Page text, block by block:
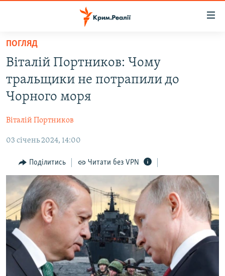
Перейти
основного
матеріалу
Перейти
основної
Перейти
пошуку
ВІДЕО ТА ФОТО
БЛОГИ
ПОГЛЯД
ІНТЕРВ'Ю
ВСЕ ЗА ДЕНЬ
СПЕЦПРОЕКТИ
ДЕПОРТАЦІЯ
ВІДЕОУРОКИ «ELIFBE»
СВІДЧЕННЯ ОКУПАЦІЇ
УКРАЇНСЬКА ПРОБЛЕМА КРИМУ
ЯК ОБІЙТИ БЛОКУВАННЯ
Русский
Qırımtatar
ПОГЛЯД
Віталій Портников: Чому
тральщики не потрапили до
Чорного моря
Віталій Портников
03 січень 2024, 14:00
Поділитись Читати без VPN